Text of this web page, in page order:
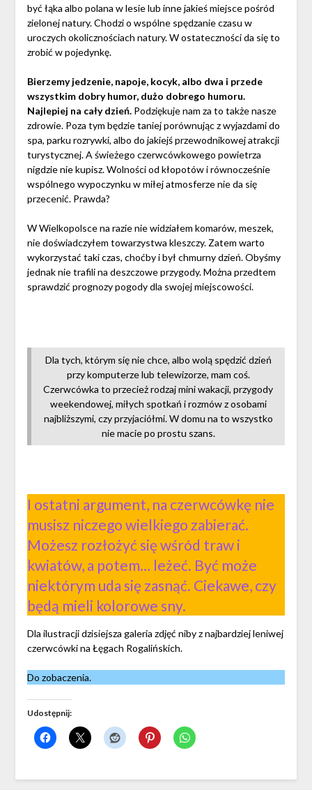
być łąka albo polana w lesie lub inne jakieś miejsce pośród
zielonej natury. Chodzi o wspólne spędzanie czasu w
uroczych okolicznościach natury. W ostateczności da się to
zrobić w pojedynkę.
Bierzemy jedzenie, napoje, kocyk, albo dwa i przede
wszystkim dobry humor, dużo dobrego humoru.
Najlepiej na cały dzień.Podziękuje nam za to także nasze
zdrowie. Poza tym będzie taniej porównując z wyjazdami do
spa, parku rozrywki, albo do jakiejś przewodnikowej atrakcji
turystycznej. A świeżego czerwcówkowego powietrza
nigdzie nie kupisz. Wolności od kłopotów i równocześnie
wspólnego wypoczynku w miłej atmosferze nie da się
przecenić. Prawda?
W Wielkopolsce na razie nie widziałem komarów, meszek,
nie doświadczyłem towarzystwa kleszczy. Zatem warto
wykorzystać taki czas, choćby i był chmurny dzień. Obyśmy
jednak nie trafili na deszczowe przygody. Można przedtem
sprawdzić prognozy pogody dla swojej miejscowości.
Dla tych, którym się nie chce, albo wolą spędzić dzień
przy komputerze lub telewizorze, mam coś.
Czerwcówka to przecież rodzaj mini wakacji, przygody
weekendowej, miłych spotkań i rozmów z osobami
najbliższymi, czy przyjaciółmi. W domu na to wszystko
nie macie po prostu szans.
I ostatni argument, na czerwcówkę nie
musisz niczego wielkiego zabierać.
Możesz rozłożyć się wśród traw i
kwiatów, a potem… leżeć. Być może
niektórym uda się zasnąć. Ciekawe, czy
będą mieli kolorowe sny.
Dla ilustracji dzisiejsza galeria zdjęć niby z najbardziej leniwej
czerwcówki na Łęgach Rogalińskich.
Do zobaczenia.
Udostępnij: